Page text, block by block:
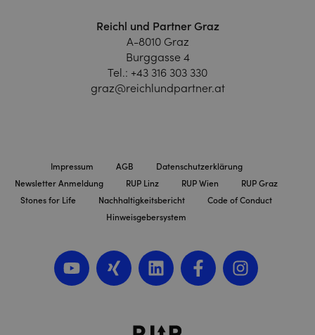
Reichl und Partner Graz
A-8010 Graz
Burggasse 4
Tel.: +43 316 303 330
graz@reichlundpartner.at
Impressum AGB
Datenschutzerklärung
Newsletter Anmeldung
RUP Linz RUP Wien
RUP Graz
Stones for Life
Nachhaltigkeitsbericht
Code of Conduct
Hinweisgebersystem